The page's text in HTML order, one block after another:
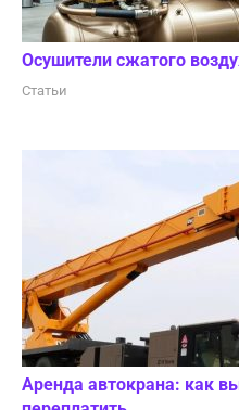
Осушители сжатого
Статьи
Аренда автокрана: как